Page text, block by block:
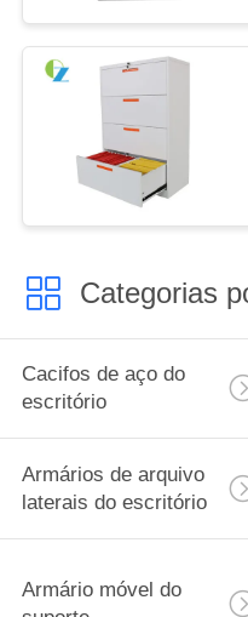
Categorias
Cacifos de aço do
escritório
Armários de arquivo
laterais do escritório
Armário móvel do